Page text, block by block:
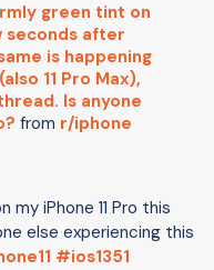
green tint on
seconds after
is happening
11 Pro Max),
Is anyone
from r/iphone
my iPhone 11 Pro this
else experiencing this
#ios1351